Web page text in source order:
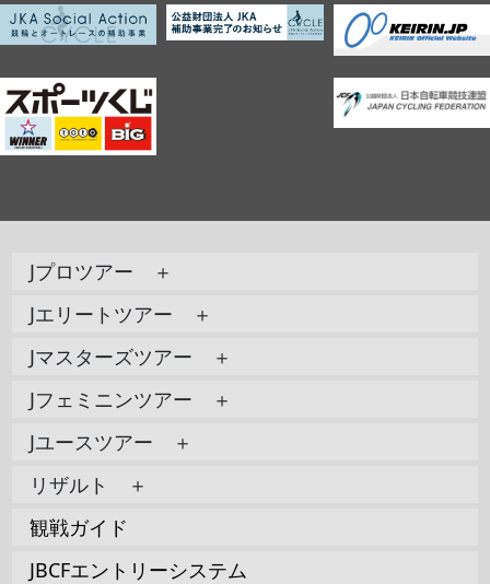
Jプロツアー ＋
Jエリートツアー ＋
Jマスターズツアー ＋
Jフェミニンツアー ＋
Jユースツアー ＋
リザルト ＋
観戦ガイド
JBCFエントリーシステム